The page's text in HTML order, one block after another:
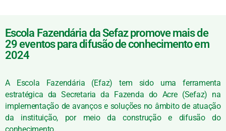
Escola Fazendária da Sefaz promove mais de
29 eventos para difusão de conhecimento em
2024
A Escola Fazendária (Efaz) tem sido uma ferramenta
estratégica da Secretaria da Fazenda do Acre (Sefaz) na
implementação de avanços e soluções no âmbito de atuação
da instituição, por meio da construção e difusão do